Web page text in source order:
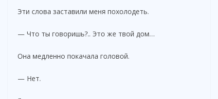
Эти слова заставили меня похолодеть.
— Что ты говоришь?.. Это же твой дом…
Она медленно покачала головой.
— Нет.